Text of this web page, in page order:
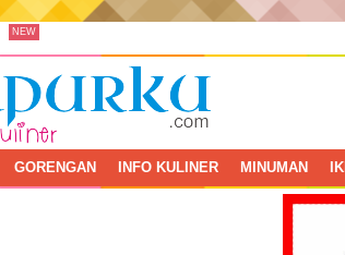
NEW
GORENGAN INFO KULINER MINUMAN